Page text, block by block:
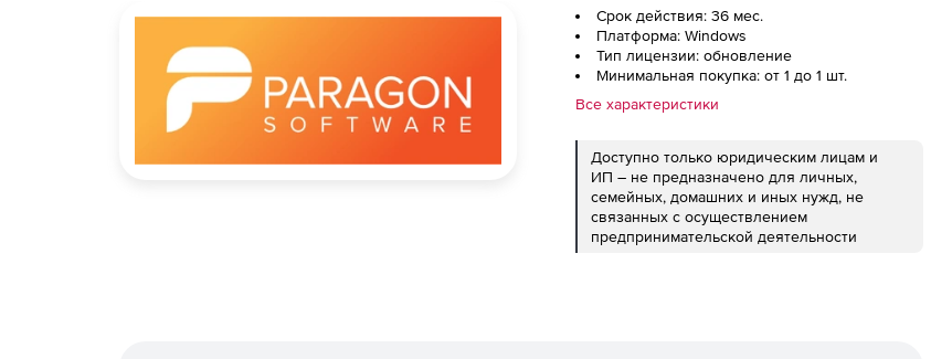
Срок действия: 36 мес.
Платформа: Windows
Тип лицензии: обновление
Минимальная покупка: от 1 до 1 шт.
Все характеристики
Доступно только юридическим лицам и
ИП – не предназначено для личных,
семейных, домашних и иных нужд, не
связанных с осуществлением
предпринимательской деятельности